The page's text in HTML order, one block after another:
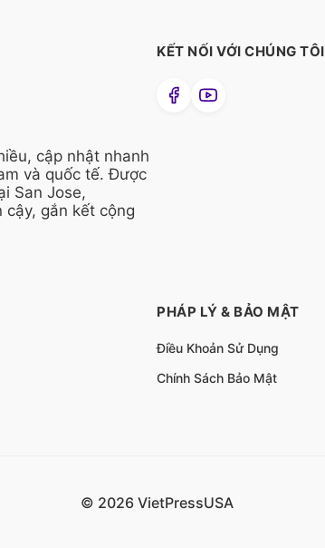
cập nhật nhanh
và quốc tế. Được
San Jose,
gắn kết cộng
KẾT NỐI VỚI CHÚNG TÔI
PHÁP LÝ & BẢO MẬT
Điều Khoản Sử Dụng
Chính Sách Bảo Mật
© 2026 VietPressUSA